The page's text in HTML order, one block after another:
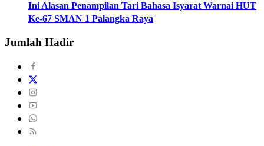
Ini Alasan Penampilan Tari Bahasa Isyarat Warnai HUT
Ke-67 SMAN 1 Palangka Raya
Jumlah Hadir